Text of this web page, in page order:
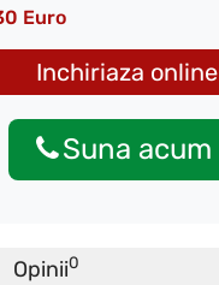
Euro
Inchiriaza online
Suna acum
Opinii0